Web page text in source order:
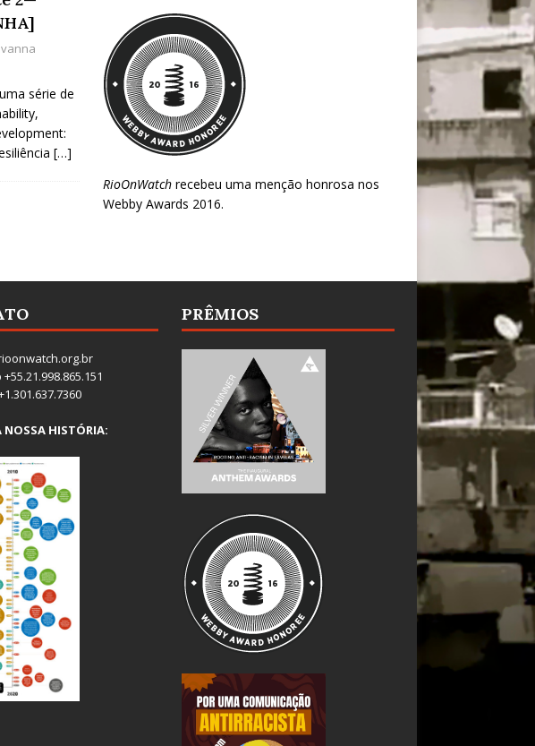
série de
[…]
RioOnWatchrecebeu uma menção honrosa nos
Webby Awards 2016.
NOSSA HISTÓRIA:
PRÊMIOS